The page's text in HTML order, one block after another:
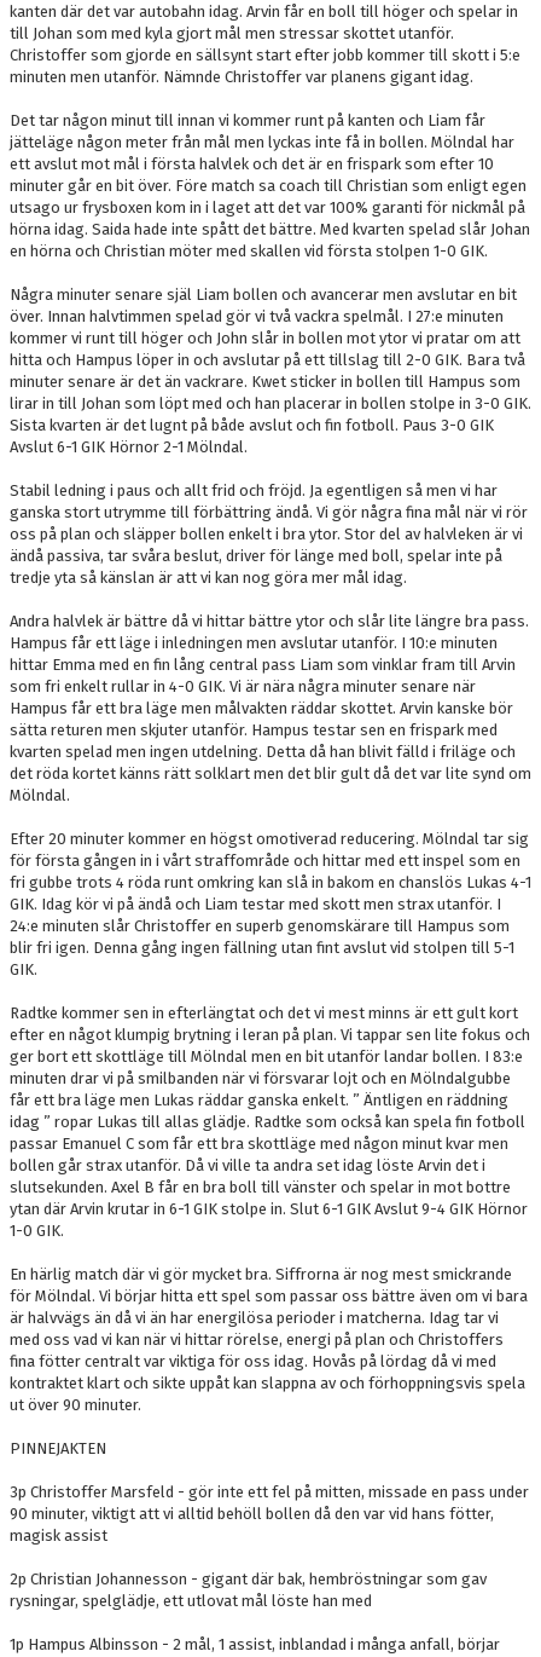
kanten där det var autobahn idag. Arvin får en boll till höger och spelar in
till Johan som med kyla gjort mål men stressar skottet utanför.
Christoffer som gjorde en sällsynt start efter jobb kommer till skott i 5:e
minuten men utanför. Nämnde Christoffer var planens gigant idag.
Det tar någon minut till innan vi kommer runt på kanten och Liam får
jätteläge någon meter från mål men lyckas inte få in bollen. Mölndal har
ett avslut mot mål i första halvlek och det är en frispark som efter 10
minuter går en bit över. Före match sa coach till Christian som enligt egen
utsago ur frysboxen kom in i laget att det var 100% garanti för nickmål på
hörna idag. Saida hade inte spått det bättre. Med kvarten spelad slår Johan
en hörna och Christian möter med skallen vid första stolpen 1-0 GIK.
Några minuter senare själ Liam bollen och avancerar men avslutar en bit
över. Innan halvtimmen spelad gör vi två vackra spelmål. I 27:e minuten
kommer vi runt till höger och John slår in bollen mot ytor vi pratar om att
hitta och Hampus löper in och avslutar på ett tillslag till 2-0 GIK. Bara två
minuter senare är det än vackrare. Kwet sticker in bollen till Hampus som
lirar in till Johan som löpt med och han placerar in bollen stolpe in 3-0 GIK.
Sista kvarten är det lugnt på både avslut och fin fotboll. Paus 3-0 GIK
Avslut 6-1 GIK Hörnor 2-1 Mölndal.
Stabil ledning i paus och allt frid och fröjd. Ja egentligen så men vi har
ganska stort utrymme till förbättring ändå. Vi gör några fina mål när vi rör
oss på plan och släpper bollen enkelt i bra ytor. Stor del av halvleken är vi
ändå passiva, tar svåra beslut, driver för länge med boll, spelar inte på
tredje yta så känslan är att vi kan nog göra mer mål idag.
Andra halvlek är bättre då vi hittar bättre ytor och slår lite längre bra pass.
Hampus får ett läge i inledningen men avslutar utanför. I 10:e minuten
hittar Emma med en fin lång central pass Liam som vinklar fram till Arvin
som fri enkelt rullar in 4-0 GIK. Vi är nära några minuter senare när
Hampus får ett bra läge men målvakten räddar skottet. Arvin kanske bör
sätta returen men skjuter utanför. Hampus testar sen en frispark med
kvarten spelad men ingen utdelning. Detta då han blivit fälld i friläge och
det röda kortet känns rätt solklart men det blir gult då det var lite synd om
Mölndal.
Efter 20 minuter kommer en högst omotiverad reducering. Mölndal tar sig
för första gången in i vårt straffområde och hittar med ett inspel som en
fri gubbe trots 4 röda runt omkring kan slå in bakom en chanslös Lukas 4-1
GIK. Idag kör vi på ändå och Liam testar med skott men strax utanför. I
24:e minuten slår Christoffer en superb genomskärare till Hampus som
blir fri igen. Denna gång ingen fällning utan fint avslut vid stolpen till 5-1
GIK.
Radtke kommer sen in efterlängtat och det vi mest minns är ett gult kort
efter en något klumpig brytning i leran på plan. Vi tappar sen lite fokus och
ger bort ett skottläge till Mölndal men en bit utanför landar bollen. I 83:e
minuten drar vi på smilbanden när vi försvarar lojt och en Mölndalgubbe
får ett bra läge men Lukas räddar ganska enkelt. ” Äntligen en räddning
idag ” ropar Lukas till allas glädje. Radtke som också kan spela fin fotboll
passar Emanuel C som får ett bra skottläge med någon minut kvar men
bollen går strax utanför. Då vi ville ta andra set idag löste Arvin det i
slutsekunden. Axel B får en bra boll till vänster och spelar in mot bottre
ytan där Arvin krutar in 6-1 GIK stolpe in. Slut 6-1 GIK Avslut 9-4 GIK Hörnor
1-0 GIK.
En härlig match där vi gör mycket bra. Siffrorna är nog mest smickrande
för Mölndal. Vi börjar hitta ett spel som passar oss bättre även om vi bara
är halvvägs än då vi än har energilösa perioder i matcherna. Idag tar vi
med oss vad vi kan när vi hittar rörelse, energi på plan och Christoffers
fina fötter centralt var viktiga för oss idag. Hovås på lördag då vi med
kontraktet klart och sikte uppåt kan slappna av och förhoppningsvis spela
ut över 90 minuter.
PINNEJAKTEN
3p Christoffer Marsfeld - gör inte ett fel på mitten, missade en pass under
90 minuter, viktigt att vi alltid behöll bollen då den var vid hans fötter,
magisk assist
2p Christian Johannesson - gigant där bak, hembröstningar som gav
rysningar, spelglädje, ett utlovat mål löste han med
1p Hampus Albinsson - 2 mål, 1 assist, inblandad i många anfall, börjar